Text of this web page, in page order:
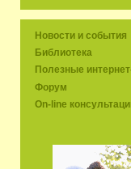
Новости и события
Библиотека
Полезные
Форум
On-line